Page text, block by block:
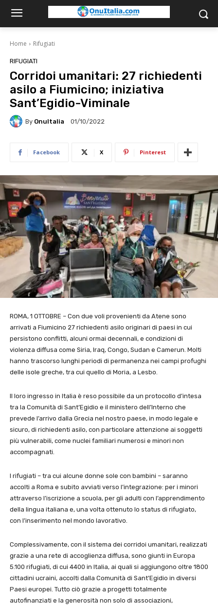
Home Rifugiati
RIFUGIATI
Corridoi umanitari: 27 richiedenti
asilo a Fiumicino; iniziativa
Sant’Egidio-Viminale
By OnuItalia 01/10/2022
Facebook X Pinterest
ROMA, 1 OTTOBRE – Con due voli provenienti da Atene sono
arrivati a Fiumicino 27 richiedenti asilo originari di paesi in cui
persistono conflitti, alcuni ormai decennali, e condizioni di
violenza diffusa come Siria, Iraq, Congo, Sudan e Camerun. Molti
hanno trascorso lunghi periodi di permanenza nei campi profughi
delle isole greche, tra cui quello di Moria, a Lesbo.
Il loro ingresso in Italia è reso possibile da un protocollo d’intesa
tra la Comunità di Sant’Egidio e il ministero dell’Interno che
prevede l’arrivo dalla Grecia nel nostro paese, in modo legale e
sicuro, di richiedenti asilo, con particolare attenzione ai soggetti
più vulnerabili, come nuclei familiari numerosi e minori non
accompagnati.
I rifugiati – tra cui alcune donne sole con bambini – saranno
accolti a Roma e subito avviati verso l’integrazione: per i minori
attraverso l’iscrizione a scuola, per gli adulti con l’apprendimento
della lingua italiana e, una volta ottenuto lo status di rifugiato,
con l’inserimento nel mondo lavorativo.
Complessivamente, con il sistema dei corridoi umanitari, realizzati
grazie a una rete di accoglienza diffusa, sono giunti in Europa
5.100 rifugiati, di cui 4400 in Italia, ai quali si aggiungono oltre 1800
cittadini ucraini, accolti dalla Comunità di Sant’Egidio in diversi
Paesi europei. Tutto ciò grazie a progetti totalmente
autofinanziati e la generosità non solo di associazioni,